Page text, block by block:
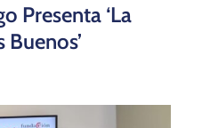
Presenta ‘La